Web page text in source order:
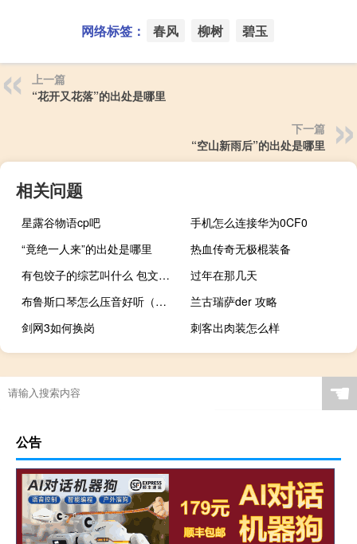
网络标签： 春风 柳树 碧玉
上一篇
“花开又花落”的出处是哪里
下一篇
“空山新雨后”的出处是哪里
相关问题
星露谷物语cp吧
手机怎么连接华为0CF0
“竟绝一人来”的出处是哪里
热血传奇无极棍装备
有包饺子的综艺叫什么 包文婧和饺子的综艺叫什么名字
过年在那几天
布鲁斯口琴怎么压音好听（布鲁斯口琴怎么压音）
兰古瑞萨der 攻略
剑网3如何换岗
刺客出肉装怎么样
☚
公告